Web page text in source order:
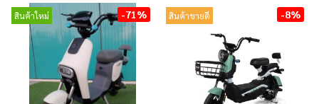
สินค้าใหม่ -71% สินค้าขายดี -8%